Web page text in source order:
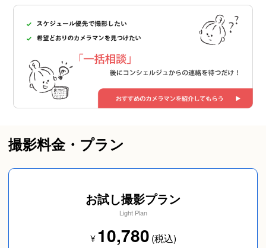
撮影料金・プラン
お試し撮影プラン
Light Plan
¥10,780 (税込)